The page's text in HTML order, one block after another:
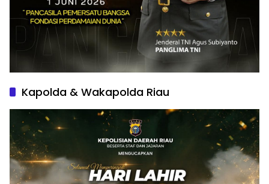
Kapolda & Wakapolda Riau